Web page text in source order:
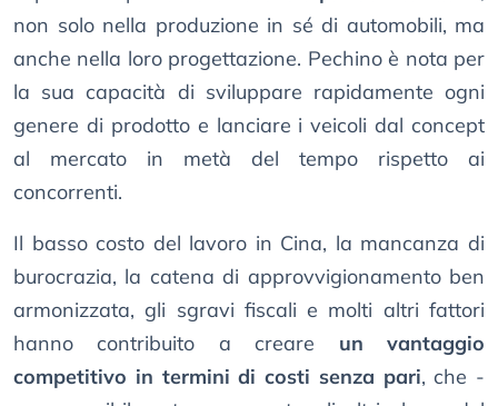
non solo nella produzione in sé di automobili, ma
anche nella loro progettazione. Pechino è nota per
la sua capacità di sviluppare rapidamente ogni
genere di prodotto e lanciare i veicoli dal concept
al mercato in metà del tempo rispetto ai
concorrenti.
Il basso costo del lavoro in Cina, la mancanza di
burocrazia, la catena di approvvigionamento ben
armonizzata, gli sgravi fiscali e molti altri fattori
hanno contribuito a creare un vantaggio
competitivo in termini di costi senza pari, che -